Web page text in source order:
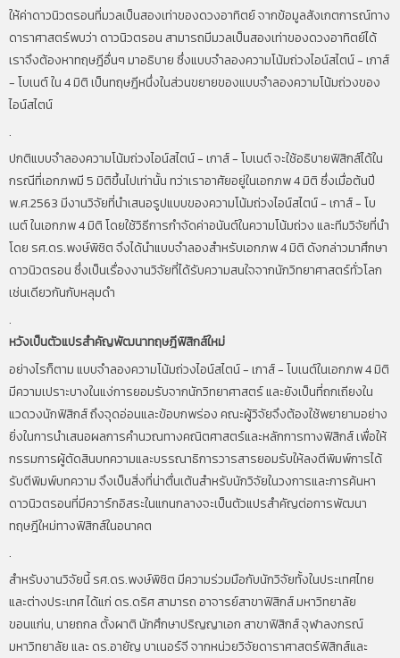
ให้ค่าดาวนิวตรอนที่มวลเป็นสองเท่าของดวงอาทิตย์ จากข้อมูลสังเกตการณ์ทาง
ดาราศาสตร์พบว่า ดาวนิวตรอน สามารถมีมวลเป็นสองเท่าของดวงอาทิตย์ได้
เราจึงต้องหาทฤษฎีอื่นๆ มาอธิบาย ซึ่งแบบจำลองความโน้มถ่วงไอน์สไตน์ - เกาส์
- โบเนต์ ใน 4 มิติ เป็นทฤษฎีหนึ่งในส่วนขยายของแบบจำลองความโน้มถ่วงของ
ไอน์สไตน์
.
ปกติแบบจำลองความโน้มถ่วงไอน์สไตน์ - เกาส์ - โบเนต์ จะใช้อธิบายฟิสิกส์ได้ใน
กรณีที่เอกภพมี 5 มิติขึ้นไปเท่านั้น ทว่าเราอาศัยอยู่ในเอกภพ 4 มิติ ซึ่งเมื่อต้นปี
พ.ศ.2563 มีงานวิจัยที่นำเสนอรูปแบบของความโน้มถ่วงไอน์สไตน์ - เกาส์ - โบ
เนต์ ในเอกภพ 4 มิติ โดยใช้วิธีการกำจัดค่าอนันต์ในความโน้มถ่วง และทีมวิจัยที่นำ
โดย รศ.ดร.พงษ์พิชิต จึงได้นำแบบจำลองสำหรับเอกภพ 4 มิติ ดังกล่าวมาศึกษา
ดาวนิวตรอน ซึ่งเป็นเรื่องงานวิจัยที่ได้รับความสนใจจากนักวิทยาศาสตร์ทั่วโลก
เช่นเดียวกันกับหลุมดำ
.
หวังเป็นตัวแปรสำคัญพัฒนาทฤษฎีฟิสิกส์ใหม่
อย่างไรก็ตาม แบบจำลองความโน้มถ่วงไอน์สไตน์ - เกาส์ - โบเนต์ในเอกภพ 4 มิติ
มีความเปราะบางในแง่การยอมรับจากนักวิทยาศาสตร์ และยังเป็นที่ถกเถียงใน
แวดวงนักฟิสิกส์ ถึงจุดอ่อนและข้อบกพร่อง คณะผู้วิจัยจึงต้องใช้พยายามอย่าง
ยิ่งในการนำเสนอผลการคำนวณทางคณิตศาสตร์และหลักการทางฟิสิกส์ เพื่อให้
กรรมการผู้ตัดสินบทความและบรรณาธิการวารสารยอมรับให้ลงตีพิมพ์การได้
รับตีพิมพ์บทความ จึงเป็นสิ่งที่น่าตื่นเต้นสำหรับนักวิจัยในวงการและการค้นหา
ดาวนิวตรอนที่มีควาร์กอิสระในแกนกลางจะเป็นตัวแปรสำคัญต่อการพัฒนา
ทฤษฎีใหม่ทางฟิสิกส์ในอนาคต
.
สำหรับงานวิจัยนี้ รศ.ดร.พงษ์พิชิต มีความร่วมมือกับนักวิจัยทั้งในประเทศไทย
และต่างประเทศ ได้แก่ ดร.ดริศ สามารถ อาจารย์สาขาฟิสิกส์ มหาวิทยาลัย
ขอนแก่น, นายถกล ตั้งผาติ นักศึกษาปริญญาเอก สาขาฟิสิกส์ จุฬาลงกรณ์
มหาวิทยาลัย และ ดร.อายัญ บาเนอร์จี จากหน่วยวิจัยดาราศาสตร์ฟิสิกส์และ